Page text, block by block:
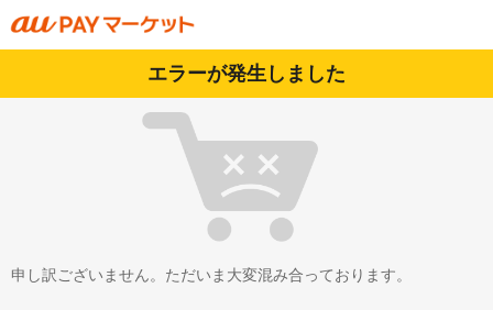
エラーが発生しました
申し訳ございません。ただいま大変混み合っております。